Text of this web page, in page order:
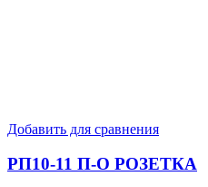
Добавить для сравнения
РП10-11 П-О РОЗЕТКА